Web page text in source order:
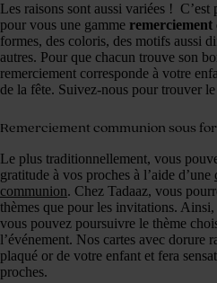
Les raisons sont aussi variées ! C’est
pour vous une gamme
formes, des coloris, des motifs aussi
autres. Pour que chacun trouve son
remerciement corresponde à votre
de la fête. Suivez-nous pour trouver
Remerciement communion sous
Le plus traditionnellement, vous
gratitude à vos proches à l’aide d’une
communion. Chez Tadaaz, vous
thèmes que pour les invitations.
vous pouvez poursuivre le thème
l’événement. Nos cartes avec dorure
plaqué or de votre enfant et fera
proches.